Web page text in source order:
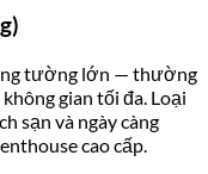
tường lớn — thường
gian tối đa. Loại
sạn và ngày càng
cao cấp.